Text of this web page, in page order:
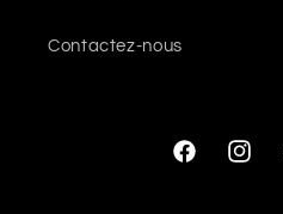
Contactez-nous
Facebook